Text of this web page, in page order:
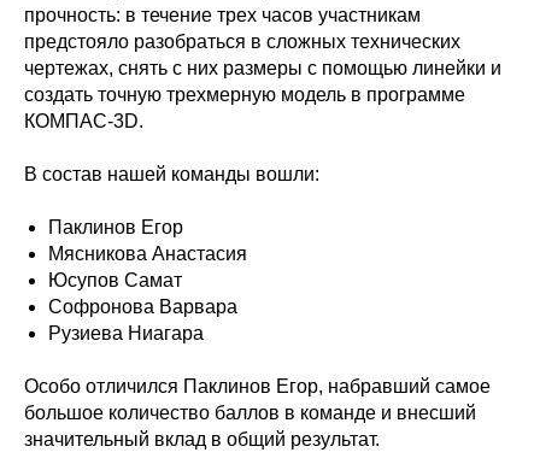
прочность: в течение трех часов участникам
предстояло разобраться в сложных технических
чертежах, снять с них размеры с помощью линейки и
создать точную трехмерную модель в программе
КОМПАС-3D.
В состав нашей команды вошли:
Паклинов Егор
Мясникова Анастасия
Юсупов Самат
Софронова Варвара
Рузиева Ниагара
Особо отличился Паклинов Егор, набравший самое
большое количество баллов в команде и внесший
значительный вклад в общий результат.